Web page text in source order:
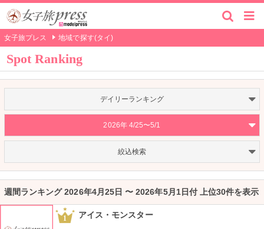
女子旅プレス 地域で探す(タイ)
Spot Ranking
デイリーランキング
2026年 4/25〜5/1
絞込検索
週間ランキング 2026年4月25日 〜 2026年5月1日付 上位30件を表示
1 アイス・モンスター